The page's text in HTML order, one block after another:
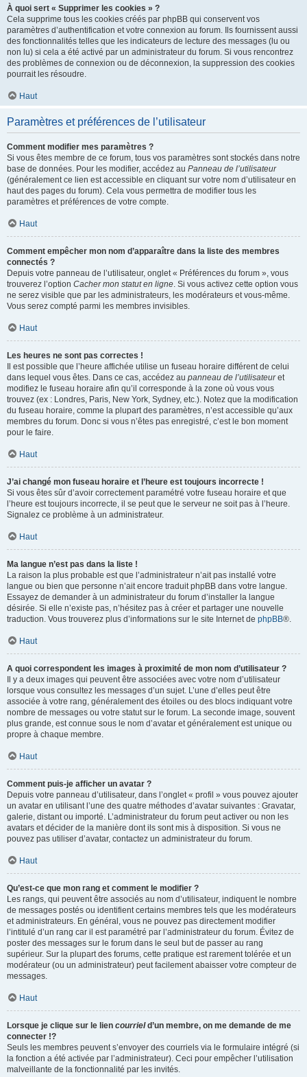
À quoi sert « Supprimer les cookies » ?
Cela supprime tous les cookies créés par phpBB qui conservent vos
paramètres d’authentification et votre connexion au forum. Ils fournissent aussi
des fonctionnalités telles que les indicateurs de lecture des messages (lu ou
non lu) si cela a été activé par un administrateur du forum. Si vous rencontrez
des problèmes de connexion ou de déconnexion, la suppression des cookies
pourrait les résoudre.
Haut
Paramètres et préférences de l’utilisateur
Comment modifier mes paramètres ?
Si vous êtes membre de ce forum, tous vos paramètres sont stockés dans notre
base de données. Pour les modifier, accédez au Panneau de l’utilisateur
(généralement ce lien est accessible en cliquant sur votre nom d’utilisateur en
haut des pages du forum). Cela vous permettra de modifier tous les
paramètres et préférences de votre compte.
Haut
Comment empêcher mon nom d’apparaître dans la liste des membres
connectés ?
Depuis votre panneau de l’utilisateur, onglet « Préférences du forum », vous
trouverez l’option Cacher mon statut en ligne. Si vous activez cette option vous
ne serez visible que par les administrateurs, les modérateurs et vous-même.
Vous serez compté parmi les membres invisibles.
Haut
Les heures ne sont pas correctes !
Il est possible que l’heure affichée utilise un fuseau horaire différent de celui
dans lequel vous êtes. Dans ce cas, accédez au panneau de l’utilisateuret
modifiez le fuseau horaire afin qu’il corresponde à la zone où vous vous
trouvez (ex : Londres, Paris, New York, Sydney, etc.). Notez que la modification
du fuseau horaire, comme la plupart des paramètres, n’est accessible qu’aux
membres du forum. Donc si vous n’êtes pas enregistré, c’est le bon moment
pour le faire.
Haut
J’ai changé mon fuseau horaire et l’heure est toujours incorrecte !
Si vous êtes sûr d’avoir correctement paramétré votre fuseau horaire et que
l’heure est toujours incorrecte, il se peut que le serveur ne soit pas à l’heure.
Signalez ce problème à un administrateur.
Haut
Ma langue n’est pas dans la liste !
La raison la plus probable est que l’administrateur n’ait pas installé votre
langue ou bien que personne n’ait encore traduit phpBB dans votre langue.
Essayez de demander à un administrateur du forum d’installer la langue
désirée. Si elle n’existe pas, n’hésitez pas à créer et partager une nouvelle
traduction. Vous trouverez plus d’informations sur le site Internet de phpBB®.
Haut
A quoi correspondent les images à proximité de mon nom d’utilisateur ?
Il y a deux images qui peuvent être associées avec votre nom d’utilisateur
lorsque vous consultez les messages d’un sujet. L’une d’elles peut être
associée à votre rang, généralement des étoiles ou des blocs indiquant votre
nombre de messages ou votre statut sur le forum. La seconde image, souvent
plus grande, est connue sous le nom d’avatar et généralement est unique ou
propre à chaque membre.
Haut
Comment puis-je afficher un avatar ?
Depuis votre panneau d’utilisateur, dans l’onglet « profil » vous pouvez ajouter
un avatar en utilisant l’une des quatre méthodes d’avatar suivantes : Gravatar,
galerie, distant ou importé. L’administrateur du forum peut activer ou non les
avatars et décider de la manière dont ils sont mis à disposition. Si vous ne
pouvez pas utiliser d’avatar, contactez un administrateur du forum.
Haut
Qu’est-ce que mon rang et comment le modifier ?
Les rangs, qui peuvent être associés au nom d’utilisateur, indiquent le nombre
de messages postés ou identifient certains membres tels que les modérateurs
et administrateurs. En général, vous ne pouvez pas directement modifier
l’intitulé d’un rang car il est paramétré par l’administrateur du forum. Évitez de
poster des messages sur le forum dans le seul but de passer au rang
supérieur. Sur la plupart des forums, cette pratique est rarement tolérée et un
modérateur (ou un administrateur) peut facilement abaisser votre compteur de
messages.
Haut
Lorsque je clique sur le lien courrield’un membre, on me demande de me
connecter !?
Seuls les membres peuvent s’envoyer des courriels via le formulaire intégré (si
la fonction a été activée par l’administrateur). Ceci pour empêcher l’utilisation
malveillante de la fonctionnalité par les invités.